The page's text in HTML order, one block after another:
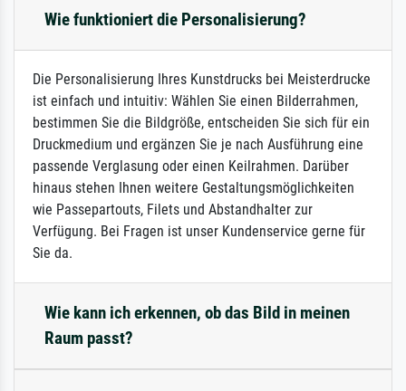
Wie funktioniert die Personalisierung?
Die Personalisierung Ihres Kunstdrucks bei Meisterdrucke
ist einfach und intuitiv: Wählen Sie einen Bilderrahmen,
bestimmen Sie die Bildgröße, entscheiden Sie sich für ein
Druckmedium und ergänzen Sie je nach Ausführung eine
passende Verglasung oder einen Keilrahmen. Darüber
hinaus stehen Ihnen weitere Gestaltungsmöglichkeiten
wie Passepartouts, Filets und Abstandhalter zur
Verfügung. Bei Fragen ist unser Kundenservice gerne für
Sie da.
Wie kann ich erkennen, ob das Bild in meinen
Raum passt?